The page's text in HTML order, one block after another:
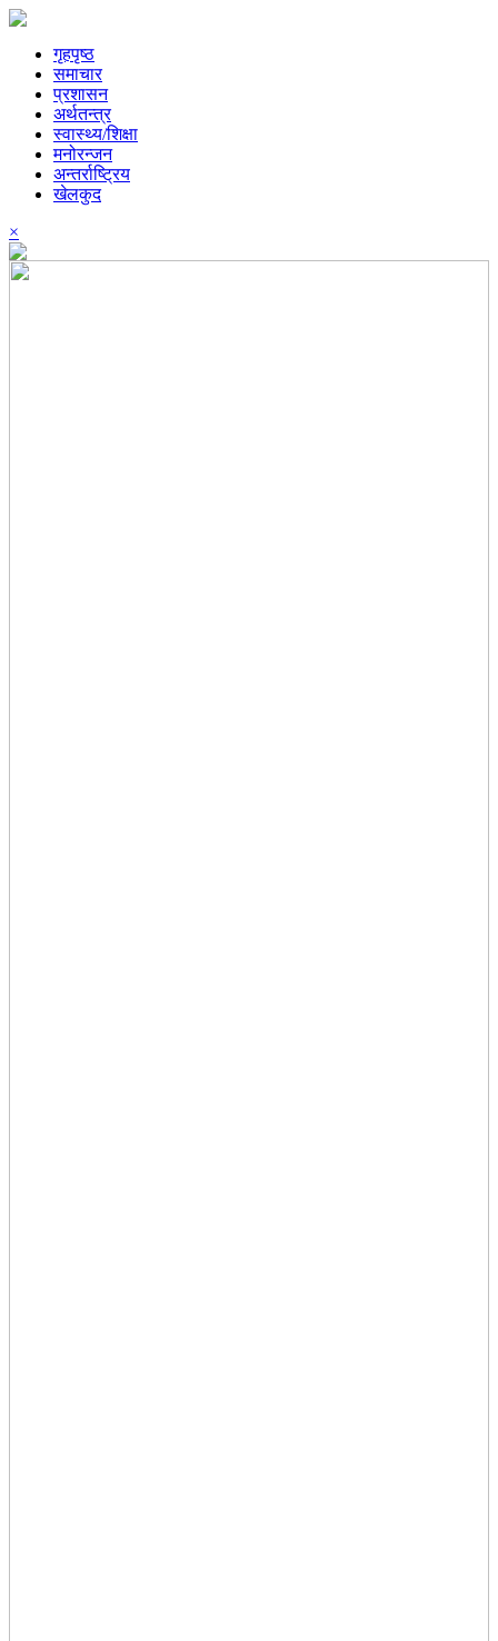
गृहपृष्ठ
समाचार
प्रशासन
अर्थतन्त्र
स्वास्थ्य/शिक्षा
मनोरन्जन
अन्तर्राष्ट्रिय
खेलकुद
×